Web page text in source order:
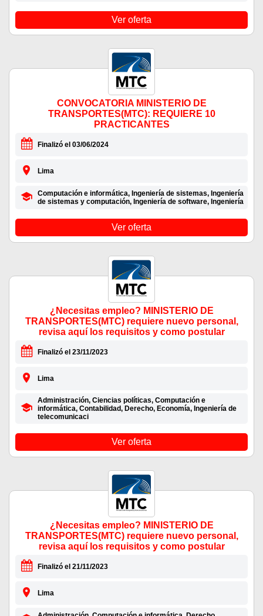
Ver oferta
CONVOCATORIA MINISTERIO DE
TRANSPORTES(MTC): REQUIERE 10
PRACTICANTES
Finalizó el 03/06/2024
Lima
Computación e informática, Ingeniería de sistemas, Ingeniería
de sistemas y computación, Ingeniería de software, Ingeniería
Ver oferta
¿Necesitas empleo? MINISTERIO DE
TRANSPORTES(MTC) requiere nuevo personal,
revisa aquí los requisitos y como postular
Finalizó el 23/11/2023
Lima
Administración, Ciencias políticas, Computación e
informática, Contabilidad, Derecho, Economía, Ingeniería de
telecomunicaci
Ver oferta
¿Necesitas empleo? MINISTERIO DE
TRANSPORTES(MTC) requiere nuevo personal,
revisa aquí los requisitos y como postular
Finalizó el 21/11/2023
Lima